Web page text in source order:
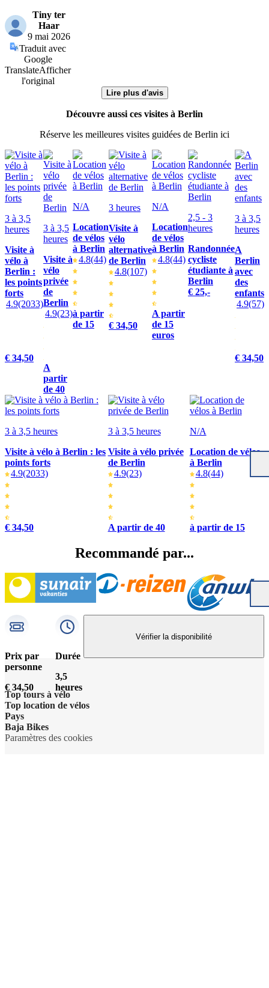
Tiny ter
Haar
9 mai 2026
Traduit avec
Google
TranslateAfficher
l'original
Lire plus d'avis
Découvre aussi ces visites à Berlin
Réserve les meilleures visites guidées de Berlin ici
3 à 3,5
heures
Visite à
vélo à
Berlin :
les points
forts
4.9(2033)
€ 34,50
3 à 3,5
heures
Visite à
vélo
privée
de
Berlin
4.9(23)
A
partir
de 40
N/A
Location
de vélos
à Berlin
4.8(44)
à partir
de 15
3 heures
Visite à
vélo
alternative
de Berlin
4.8(107)
€ 34,50
N/A
Location
de vélos
à Berlin
4.8(44)
A partir
de 15
euros
2,5 - 3
heures
Randonnée
cycliste
étudiante à
Berlin
€ 25,-
3 à 3,5
heures
A
Berlin
avec
des
enfants
4.9(57)
€ 34,50
3 à 3,5 heures
Visite à vélo à Berlin : les
points forts
4.9(2033)
€ 34,50
3 à 3,5 heures
Visite à vélo privée
de Berlin
4.9(23)
A partir de 40
N/A
Location de vélos
à Berlin
4.8(44)
à partir de 15
Recommandé par...
Prix par
personne
€ 34,50
Durée
3,5
heures
Vérifier la disponibilité
Top tours à vélo
Top location de vélos
Pays
Baja Bikes
Paramètres des cookies